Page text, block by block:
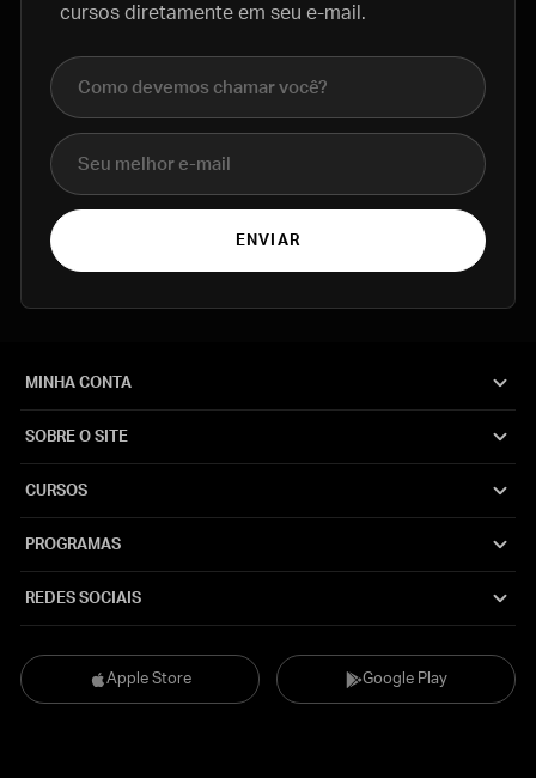
cursos diretamente em seu e-mail.
Nome completo
E-mail
ENVIAR
Apple Store Google Play
MINHA CONTA
SOBRE O SITE
CURSOS
PROGRAMAS
REDES SOCIAIS